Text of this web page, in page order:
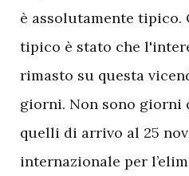
è assolutamente tipico.
tipico è stato che
rimasto su questa
giorni. Non sono giorni
quelli di arrivo al 25
internazionale per